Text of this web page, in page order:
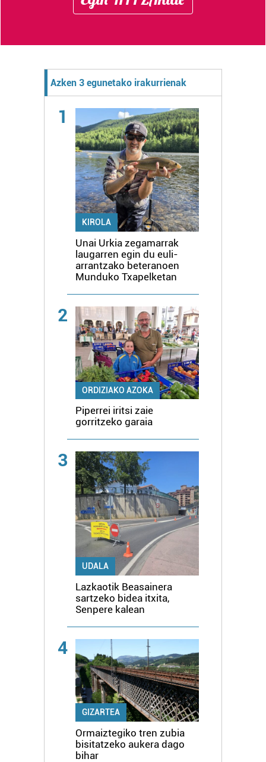
Azken 3 egunetako irakurrienak
1
KIROLA
Unai Urkia zegamarrak
laugarren egin du euli-
arrantzako beteranoen
Munduko Txapelketan
2
ORDIZIAKO AZOKA
Piperrei iritsi zaie
gorritzeko garaia
3
UDALA
Lazkaotik Beasainera
sartzeko bidea itxita,
Senpere kalean
4
GIZARTEA
Ormaiztegiko tren zubia
bisitatzeko aukera dago
bihar